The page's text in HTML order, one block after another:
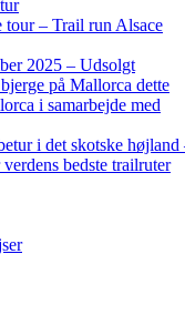
– Trail run Alsace
2025 – Udsolgt
på Mallorca dette
i samarbejde med
i det skotske højland
bedste trailruter